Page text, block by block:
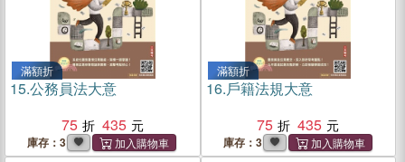
滿額折
15.公務員法大意
75
435
庫存：3
滿額折
16.戶籍法規大意
75
435
庫存：3